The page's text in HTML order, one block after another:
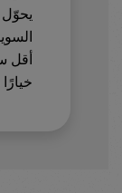
يحوّل
أقل